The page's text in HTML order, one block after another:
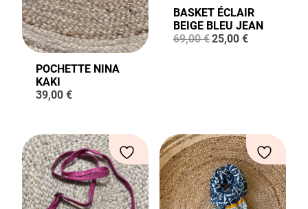
POCHETTE NINA
KAKI
39,00 €
BASKET ÉCLAIR
BEIGE BLEU JEAN
69,00€Le
25,00 €Le